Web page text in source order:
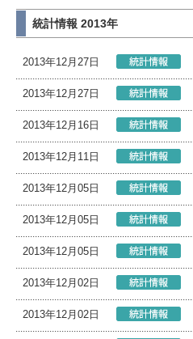
統計情報 2013年
2013年12月27日
2013年12月27日
2013年12月16日
2013年12月11日
2013年12月05日
2013年12月05日
2013年12月05日
2013年12月02日
2013年12月02日